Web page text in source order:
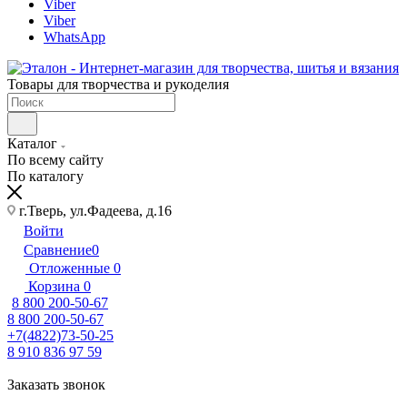
Viber
Viber
WhatsApp
Товары для творчества и рукоделия
Каталог
По всему сайту
По каталогу
г.Тверь, ул.Фадеева, д.16
Войти
Сравнение0
Отложенные 0
Корзина 0
8 800 200-50-67
8 800 200-50-67
+7(4822)73-50-25
8 910 836 97 59
Заказать звонок